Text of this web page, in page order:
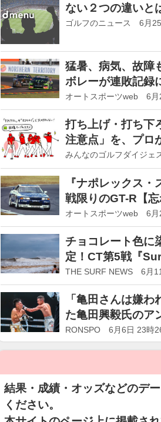
ない２つの違いと
ゴルフのニュース 6月
猛暑、病気、故
ボレーが連敗記録
オートスポーツweb 6月
打ち上げ・打ち下
注意点」を、プロ
みんなのゴルフダイジ
『ナポレックス
戦限りのGT-R【忘
オートスポーツweb 6月
チョコレート色に
定！CT第5戦『
THE SURF NEWS 6月
「亀田さんは嫌
た亀田興毅氏のア
戦名乗り…その先
RONSPO 6月6日 23時
結果・成績・オッズなどのデ
ください。